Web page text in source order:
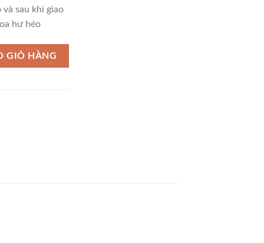
sau khi giao
hư héo
GIỎ HÀNG